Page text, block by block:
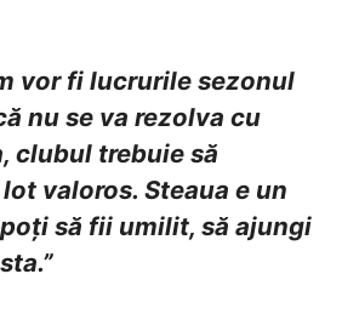
vor fi lucrurile sezonul
nu se va rezolva cu
clubul trebuie să
valoros. Steaua e un
să fii umilit, să ajungi